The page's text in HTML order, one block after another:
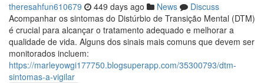
theresahfun610679 449 days ago News
Discuss
Acompanhar os sintomas do Distúrbio de Transição Mental (DTM)
é crucial para alcançar o tratamento adequado e melhorar a
qualidade de vida. Alguns dos sinais mais comuns que devem ser
monitorados incluem:
https://marleyowgi177750.blogsuperapp.com/35300793/dtm-
sintomas-a-vigilar